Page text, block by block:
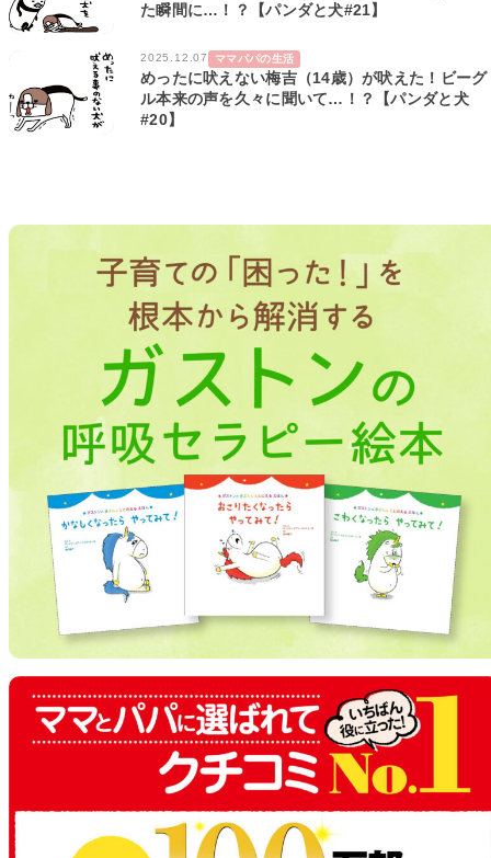
た瞬間に…！？【パンダと犬#21】
2025.12.07 ママパパの生活
めったに吠えない梅吉（14歳）が吠えた！ビーグ
ル本来の声を久々に聞いて…！？【パンダと犬
#20】